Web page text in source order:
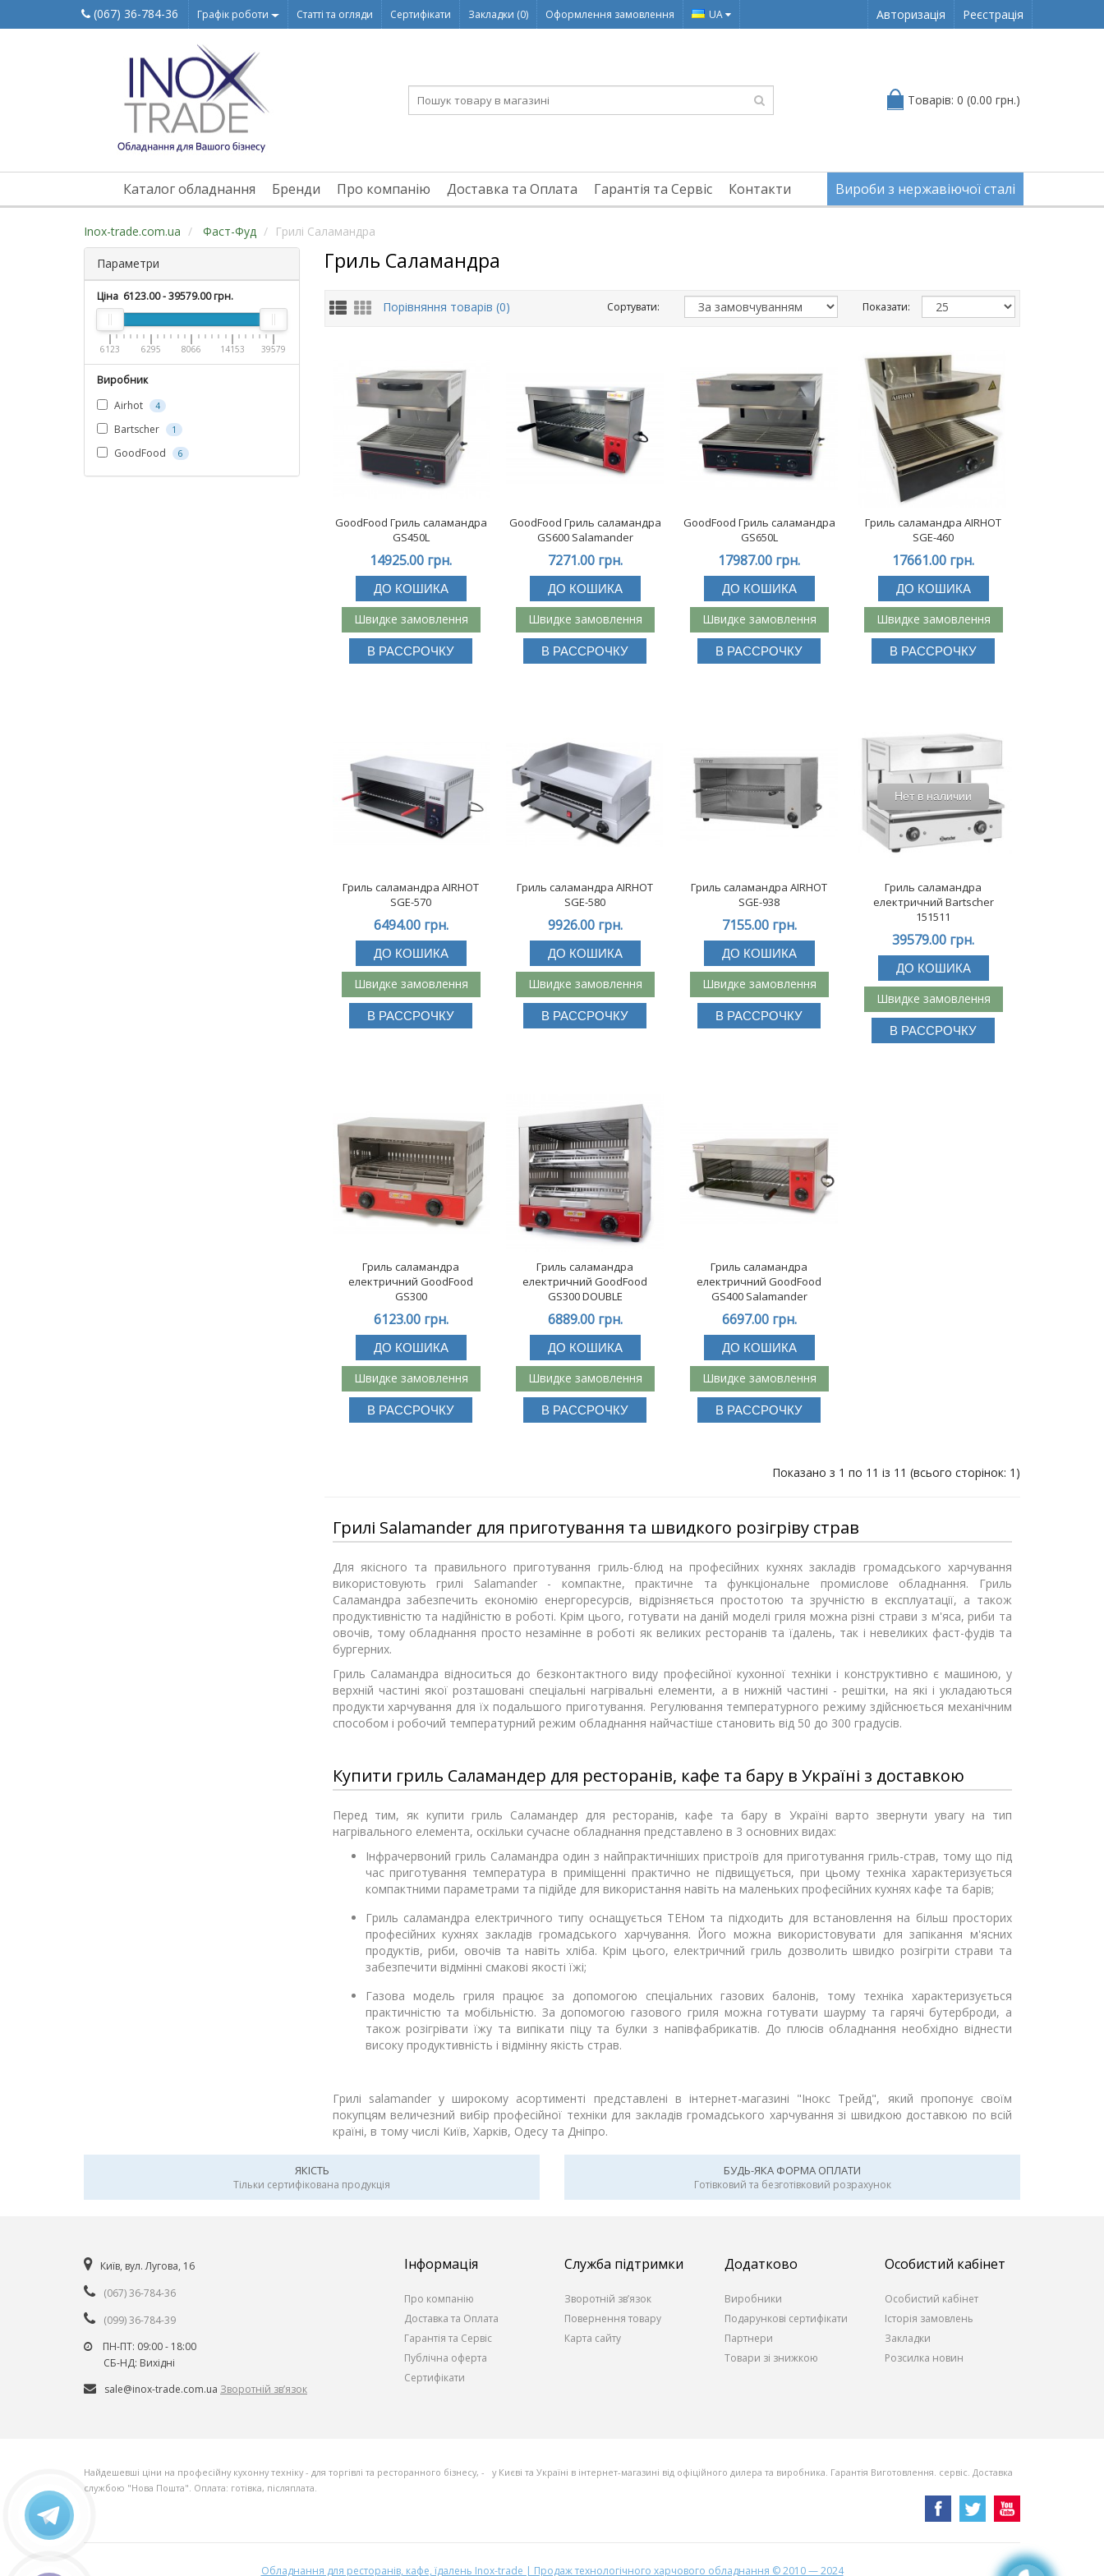
(067) 36-784-36 Графік роботи Статті та огляди Сертифікати Закладки (0) Оформлення замовлення UA Авторизація Реєстрація
Товарів: 0 (0.00 грн.)
Каталог обладнання Бренди Про компанію Доставка та Оплата Гарантія та Сервіс Контакти Вироби з нержавіючої сталі
Inox-trade.com.ua Фаст-Фуд Грилі Саламандра
Параметри
Ціна 6123.00-39579.00грн.
6123 6295 8066 14153 39579
Виробник
Airhot
4
Bartscher 1
GoodFood 6
Гриль Саламандра
Порівняння товарів (0) Сортувати: Показати:
GoodFood Гриль саламандра
GS450L
14925.00 грн.
ДО КОШИКА
Швидке замовлення
В РАССРОЧКУ
GoodFood Гриль саламандра
GS600 Salamander
7271.00 грн.
ДО КОШИКА
Швидке замовлення
В РАССРОЧКУ
GoodFood Гриль саламандра
GS650L
17987.00 грн.
ДО КОШИКА
Швидке замовлення
В РАССРОЧКУ
Гриль саламандра AIRHOT
SGE-460
17661.00 грн.
ДО КОШИКА
Швидке замовлення
В РАССРОЧКУ
Гриль саламандра AIRHOT
SGE-570
6494.00 грн.
ДО КОШИКА
Швидке замовлення
В РАССРОЧКУ
Гриль саламандра AIRHOT
SGE-580
9926.00 грн.
ДО КОШИКА
Швидке замовлення
В РАССРОЧКУ
Гриль саламандра AIRHOT
SGE-938
7155.00 грн.
ДО КОШИКА
Швидке замовлення
В РАССРОЧКУ
Нет в наличии
Гриль саламандра
електричний Bartscher
151511
39579.00 грн.
ДО КОШИКА
Швидке замовлення
В РАССРОЧКУ
Гриль саламандра
електричний GoodFood
GS300
6123.00 грн.
ДО КОШИКА
Швидке замовлення
В РАССРОЧКУ
Гриль саламандра
електричний GoodFood
GS300 DOUBLE
6889.00 грн.
ДО КОШИКА
Швидке замовлення
В РАССРОЧКУ
Гриль саламандра
електричний GoodFood
GS400 Salamander
6697.00 грн.
ДО КОШИКА
Швидке замовлення
В РАССРОЧКУ
Показано з 1 по 11 із 11 (всього сторінок: 1)
Грилі Salamander для приготування та швидкого розігріву страв
Для якісного та правильного приготування гриль-блюд на професійних кухнях закладів громадського харчування
використовують грилі Salamander - компактне, практичне та функціональне промислове обладнання. Гриль
Саламандра забезпечить економію енергоресурсів, відрізняється простотою та зручністю в експлуатації, а також
продуктивністю та надійністю в роботі. Крім цього, готувати на даній моделі гриля можна різні страви з м'яса, риби та
овочів, тому обладнання просто незамінне в роботі як великих ресторанів та їдалень, так і невеликих фаст-фудів та
бургерних.
Гриль Саламандра відноситься до безконтактного виду професійної кухонної техніки і конструктивно є машиною, у
верхній частині якої розташовані спеціальні нагрівальні елементи, а в нижній частині - решітки, на які і укладаються
продукти харчування для їх подальшого приготування. Регулювання температурного режиму здійснюється механічним
способом і робочий температурний режим обладнання найчастіше становить від 50 до 300 градусів.
Купити гриль Саламандер для ресторанів, кафе та бару в Україні з доставкою
Перед тим, як купити гриль Саламандер для ресторанів, кафе та бару в Україні варто звернути увагу на тип
нагрівального елемента, оскільки сучасне обладнання представлено в 3 основних видах:
Інфрачервоний гриль Саламандра один з найпрактичніших пристроїв для приготування гриль-страв, тому що під
час приготування температура в приміщенні практично не підвищується, при цьому техніка характеризується
компактними параметрами та підійде для використання навіть на маленьких професійних кухнях кафе та барів;
Гриль саламандра електричного типу оснащується ТЕНом та підходить для встановлення на більш просторих
професійних кухнях закладів громадського харчування. Його можна використовувати для запікання м'ясних
продуктів, риби, овочів та навіть хліба. Крім цього, електричний гриль дозволить швидко розігріти страви та
забезпечити відмінні смакові якості їжі;
Газова модель гриля працює за допомогою спеціальних газових балонів, тому техніка характеризується
практичністю та мобільністю. За допомогою газового гриля можна готувати шаурму та гарячі бутерброди, а
також розігрівати їжу та випікати піцу та булки з напівфабрикатів. До плюсів обладнання необхідно віднести
високу продуктивність і відмінну якість страв.
Грилі salamander у широкому асортименті представлені в інтернет-магазині "Інокс Трейд", який пропонує своїм
покупцям величезний вибір професійної техніки для закладів громадського харчування зі швидкою доставкою по всій
країні, в тому числі Київ, Харків, Одесу та Дніпро.
ЯКІСТЬ
Тільки сертифікована продукція
БУДЬ-ЯКА ФОРМА ОПЛАТИ
Готівковий та безготівковий розрахунок
Київ, вул. Лугова, 16
(067) 36-784-36
(099) 36-784-39
ПН-ПТ: 09:00 - 18:00
СБ-НД: Вихiднi
sale@inox-trade.com.ua Зворотній зв’язок
Інформація
Про компанію
Доставка та Оплата
Гарантія та Сервіс
Публічна оферта
Сертифікати
Служба підтримки
Зворотній зв’язок
Повернення товару
Карта сайту
Додатково
Виробники
Подарункові сертифікати
Партнери
Товари зі знижкою
Особистий кабінет
Особистий кабінет
Історія замовлень
Закладки
Розсилка новин
Найдешевші ціни на професійну кухонну техніку - для торгівлі та ресторанного бізнесу, - у Києві та Україні в інтернет-магазині від офіційного дилера та виробника. Гарантія Виготовлення. сервіс. Доставка
службою "Нова Пошта". Оплата: готівка, післяплата.
Обладнання для ресторанів, кафе, їдалень Inox-trade | Продаж технологічного харчового обладнання © 2010 — 2024